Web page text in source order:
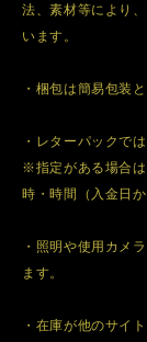
法、素材等により
います。
・梱包は簡易包装
・レターパックで
※指定がある場合
時・時間（入金日
・照明や使用カメ
ます。
・在庫が他のサイ